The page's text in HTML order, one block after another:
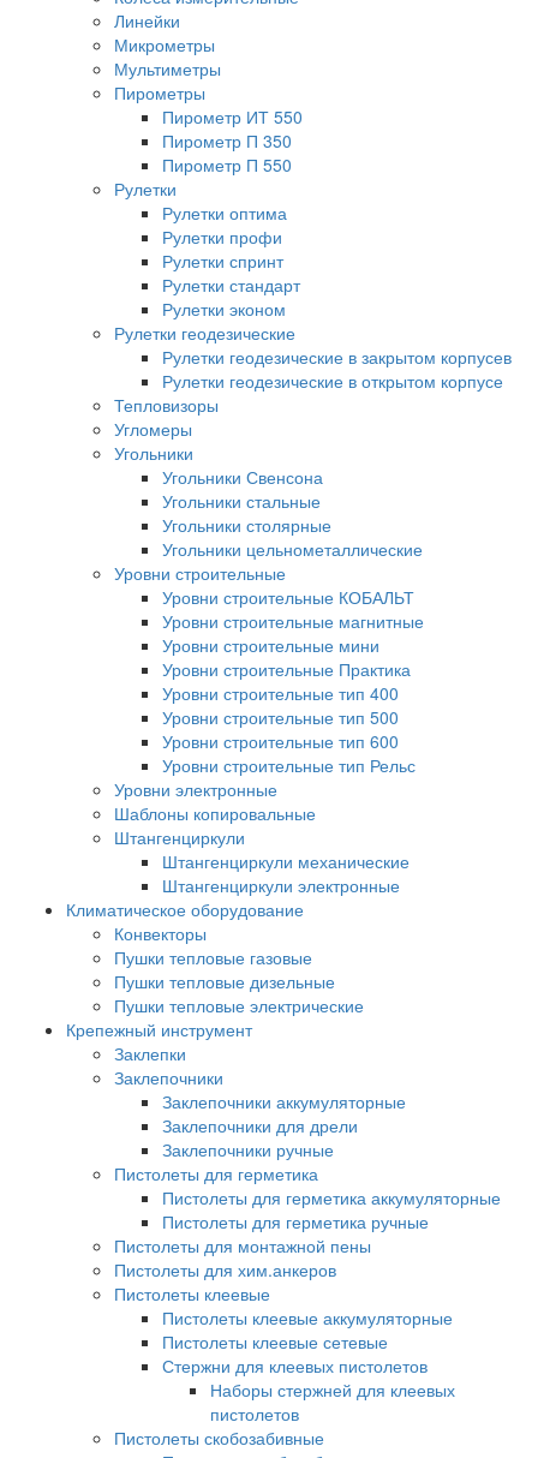
Линейки
Микрометры
Мультиметры
Пирометры
Пирометр ИТ 550
Пирометр П 350
Пирометр П 550
Рулетки
Рулетки оптима
Рулетки профи
Рулетки спринт
Рулетки стандарт
Рулетки эконом
Рулетки геодезические
Рулетки геодезические в закрытом корпусев
Рулетки геодезические в открытом корпусе
Тепловизоры
Угломеры
Угольники
Угольники Свенсона
Угольники стальные
Угольники столярные
Угольники цельнометаллические
Уровни строительные
Уровни строительные КОБАЛЬТ
Уровни строительные магнитные
Уровни строительные мини
Уровни строительные Практика
Уровни строительные тип 400
Уровни строительные тип 500
Уровни строительные тип 600
Уровни строительные тип Рельс
Уровни электронные
Шаблоны копировальные
Штангенциркули
Штангенциркули механические
Штангенциркули электронные
Климатическое оборудование
Конвекторы
Пушки тепловые газовые
Пушки тепловые дизельные
Пушки тепловые электрические
Крепежный инструмент
Заклепки
Заклепочники
Заклепочники аккумуляторные
Заклепочники для дрели
Заклепочники ручные
Пистолеты для герметика
Пистолеты для герметика аккумуляторные
Пистолеты для герметика ручные
Пистолеты для монтажной пены
Пистолеты для хим.анкеров
Пистолеты клеевые
Пистолеты клеевые аккумуляторные
Пистолеты клеевые сетевые
Стержни для клеевых пистолетов
Наборы стержней для клеевых
пистолетов
Пистолеты скобозабивные